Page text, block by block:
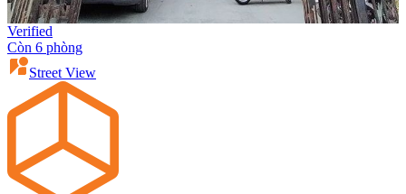
Verified
Còn 6 phòng
Street View